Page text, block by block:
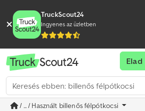
TruckScout24
Ingyenes az üzletben
Elad
/ ... / Használt billenős félpótkocsi